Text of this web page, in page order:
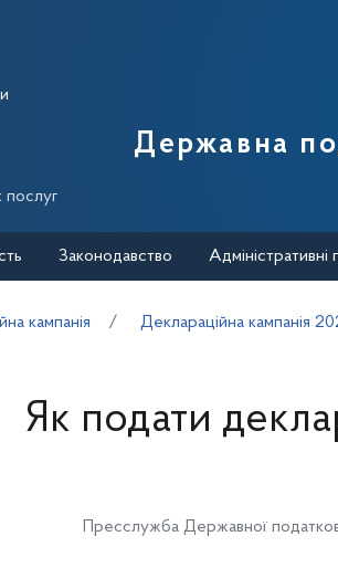
Державної
послуг
Державна
Законодавство Адміністративні
кампанія Деклараційна кампанія
Як подати
Пресслужба Державної